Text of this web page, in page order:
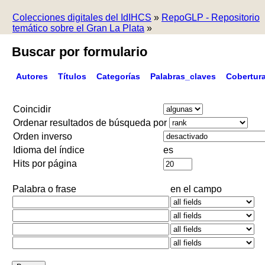
Colecciones digitales del IdIHCS » RepoGLP - Repositorio
temático sobre el Gran La Plata »
Buscar por formulario
Autores Títulos Categorías Palabras_claves
Coincidir
Ordenar resultados de búsqueda por
Orden inverso
Idioma del índice
es
Hits por página
Palabra o frase en el campo